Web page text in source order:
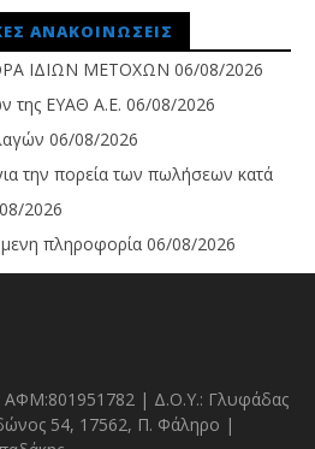
ΑΝΑΚΟΙΝΏΣΕΙΣ
ΙΔΙΩΝ ΜΕΤΟΧΩΝ 06/08/2026
της ΕΥΑΘ Α.Ε. 06/08/2026
06/08/2026
την πορεία των πωλήσεων κατά
2026
πληροφορία 06/08/2026
| Δ.Ο.Υ.: Γλυφάδας
54, 17562, Π. Φάληρο |